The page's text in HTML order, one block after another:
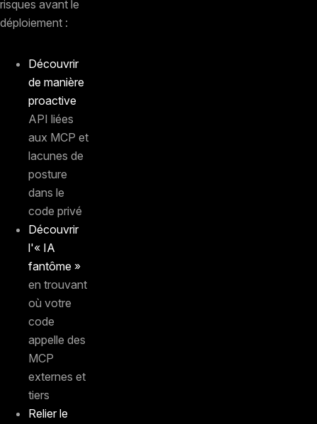
risques avant le
déploiement :
Découvrir
de manière
proactive
API liées
aux MCP et
lacunes de
posture
dans le
code privé
Découvrir
l'« IA
fantôme »
en trouvant
où votre
code
appelle des
MCP
externes et
tiers
Relier le